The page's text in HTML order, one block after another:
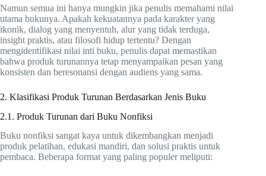
Namun semua ini hanya mungkin jika penulis memahami nilai
utama bukunya. Apakah kekuatannya pada karakter yang
ikonik, dialog yang menyentuh, alur yang tidak terduga,
insight praktis, atau filosofi hidup tertentu? Dengan
mengidentifikasi nilai inti buku, penulis dapat memastikan
bahwa produk turunannya tetap menyampaikan pesan yang
konsisten dan beresonansi dengan audiens yang sama.
2. Klasifikasi Produk Turunan Berdasarkan Jenis Buku
2.1. Produk Turunan dari Buku Nonfiksi
Buku nonfiksi sangat kaya untuk dikembangkan menjadi
produk pelatihan, edukasi mandiri, dan solusi praktis untuk
pembaca. Beberapa format yang paling populer meliputi: